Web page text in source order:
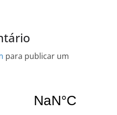
para publicar um